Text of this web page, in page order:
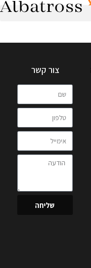
צור קשר
שליחה